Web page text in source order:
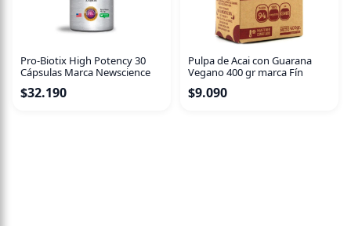
Pro-Biotix High Potency 30
Cápsulas Marca Newscience
$32.190
Pulpa de Acai con Guarana
Vegano 400 gr marca Fín
$9.090